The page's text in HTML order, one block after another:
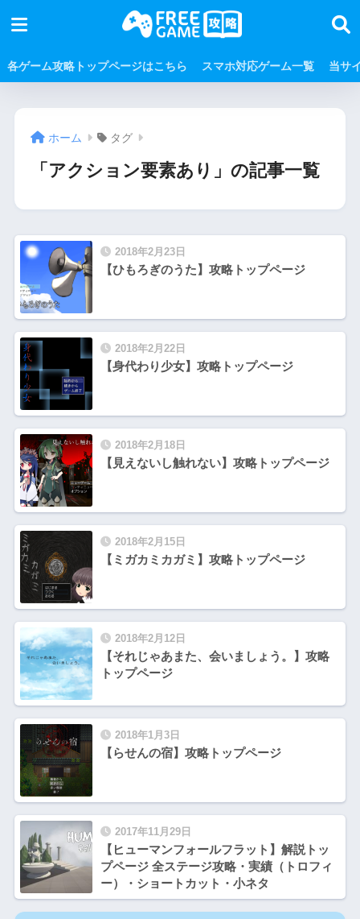
各ゲーム攻略トップページはこちら スマホ対応ゲーム一覧 当サ
ホーム タグ
「アクション要素あり」の記事一覧
2018年2月23日
【ひもろぎのうた】攻略トップページ
2018年2月22日
【身代わり少女】攻略トップページ
2018年2月18日
【見えないし触れない】攻略トップページ
2018年2月15日
【ミガカミカガミ】攻略トップページ
2018年2月12日
【それじゃあまた、会いましょう。】攻略
トップページ
2018年1月3日
【らせんの宿】攻略トップページ
2017年11月29日
【ヒューマンフォールフラット】解説トッ
プページ 全ステージ攻略・実績（トロフィ
ー）・ショートカット・小ネタ